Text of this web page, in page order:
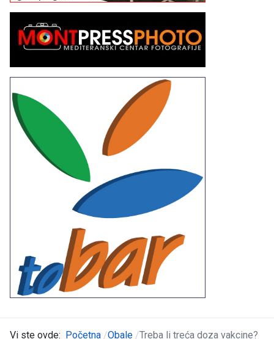
Vi ste ovde: Početna Obale Treba li treća doza vakcine?